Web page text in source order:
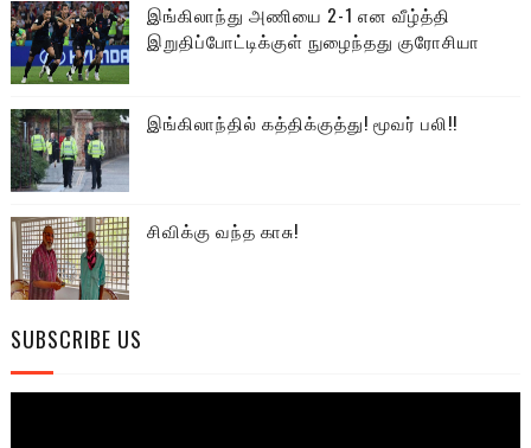
இங்கிலாந்து அணியை 2-1 என வீழ்த்தி
இறுதிப்போட்டிக்குள் நுழைந்தது குரோசியா
இங்கிலாந்தில் கத்திக்குத்து! மூவர் பலி!!
சிவிக்கு வந்த காசு!
SUBSCRIBE US